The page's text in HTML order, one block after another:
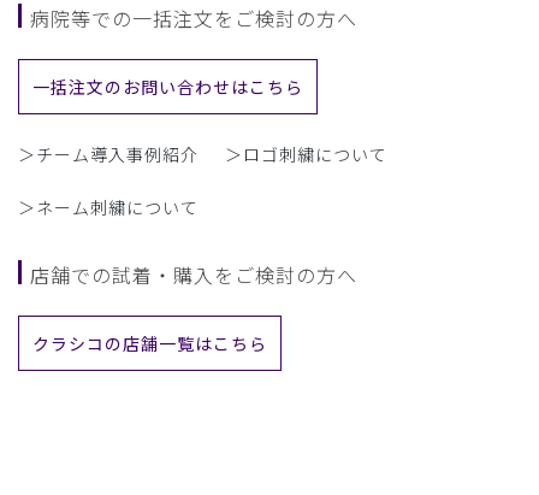
病院等での一括注文をご検討の方へ
一括注文のお問い合わせはこちら
＞チーム導入事例紹介 ＞ロゴ刺繍について
＞ネーム刺繍について
店舗での試着・購入をご検討の方へ
クラシコの店舗一覧はこちら